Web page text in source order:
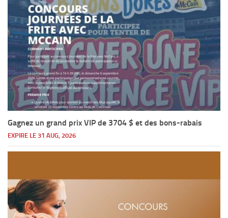
Gagnez un grand prix VIP de 3704 $ et des bons-rabais
EXPIRE LE 31 AUG, 2026